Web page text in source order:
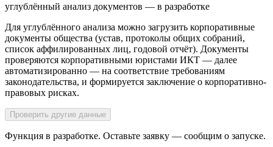
углублённый анализ документов — в разработке
Для углублённого анализа можно загрузить корпоративные
документы общества (устав, протоколы общих собраний,
список аффилированных лиц, годовой отчёт). Документы
проверяются корпоративными юристами ИКТ — далее
автоматизированно — на соответствие требованиям
законодательства, и формируется заключение о корпоративно-
правовых рисках.
Проверить другие данные
Функция в разработке. Оставьте заявку — сообщим о запуске.